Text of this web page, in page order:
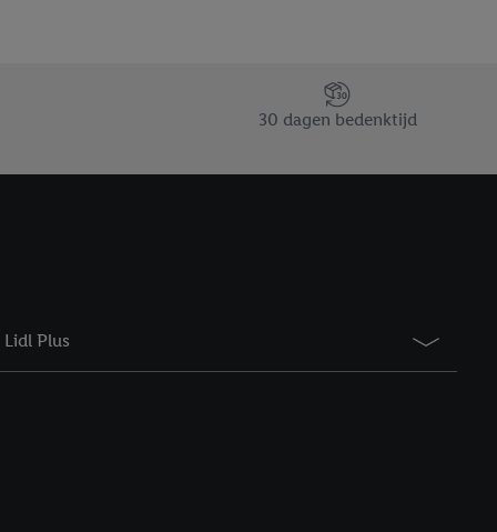
30 dagen bedenktijd
Lidl Plus
à tout moment